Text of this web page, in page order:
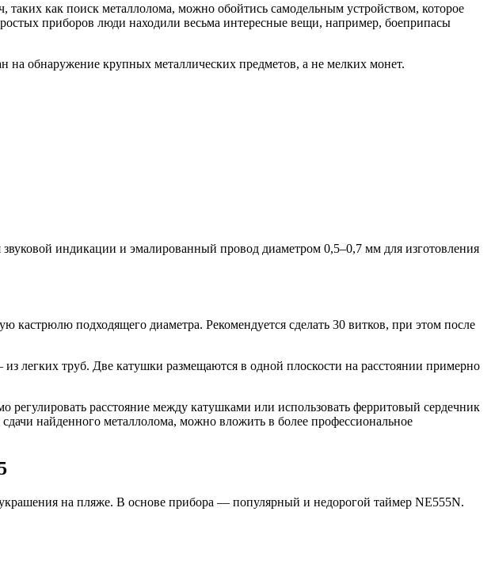
таких как поиск металлолома, можно обойтись самодельным устройством, которое
приборов люди находили весьма интересные вещи, например, боеприпасы
на обнаружение крупных металлических предметов, а не мелких монет.
индикации и эмалированный провод диаметром 0,5–0,7 мм для изготовления
подходящего диаметра. Рекомендуется сделать 30 витков, при этом после
легких труб. Две катушки размещаются в одной плоскости на расстоянии примерно
расстояние между катушками или использовать ферритовый сердечник
найденного металлолома, можно вложить в более профессиональное
на пляже. В основе прибора — популярный и недорогой таймер NE555N.